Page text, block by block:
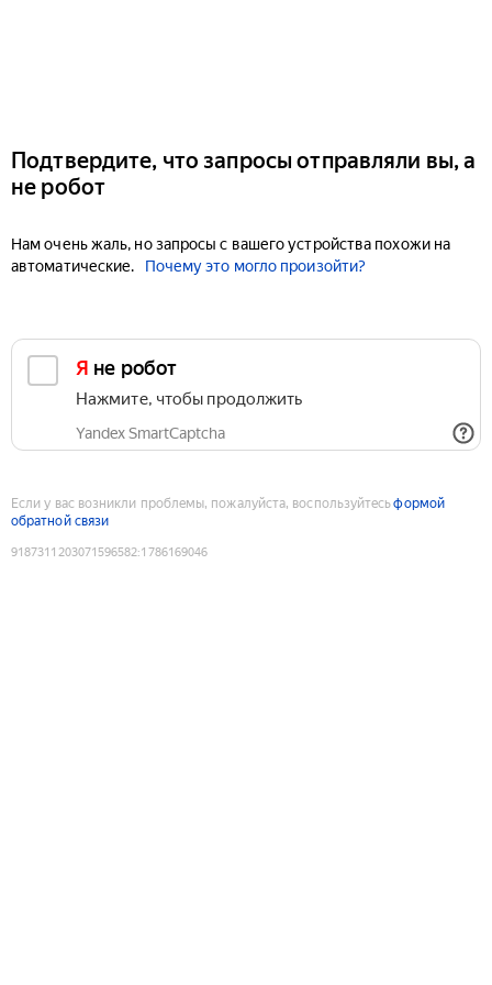
Подтвердите, что запросы отправляли вы, а
не робот
Нам очень жаль, но запросы с вашего устройства похожи на
автоматические.
Почему это могло произойти?
Я не робот
Нажмите, чтобы продолжить
Yandex SmartCaptcha
Если у вас возникли проблемы, пожалуйста, воспользуйтесьформой
обратной связи
9187311203071596582:1786169046